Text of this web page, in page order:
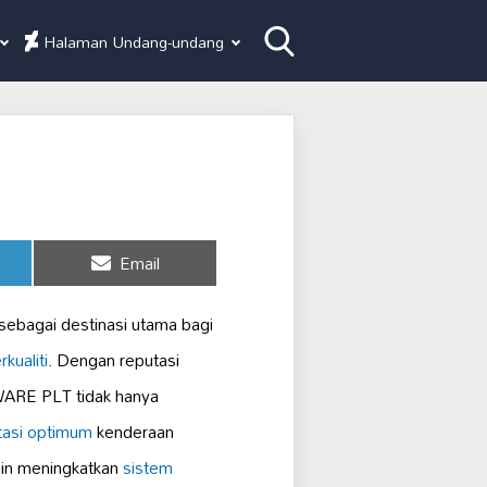
Halaman Undang-undang
Share
on
Email
destinasi utama bagi
. Dengan reputasi
PLT tidak hanya
optimumkenderaan
meningkatkansistem